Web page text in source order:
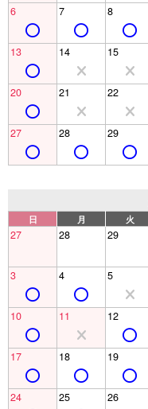
6 7 8
13 14 15
20 21 22
27 28 29
日 月 火
27 28 29
3 4 5
10 11 12
17 18 19
24 25 26